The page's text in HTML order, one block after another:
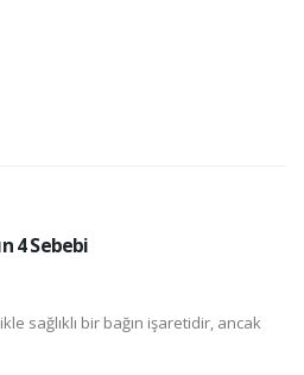
4 Sebebi
sağlıklı bir bağın işaretidir, ancak